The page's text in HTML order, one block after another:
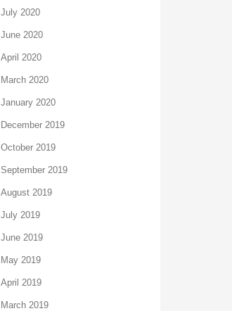
July 2020
June 2020
April 2020
March 2020
January 2020
December 2019
October 2019
September 2019
August 2019
July 2019
June 2019
May 2019
April 2019
March 2019